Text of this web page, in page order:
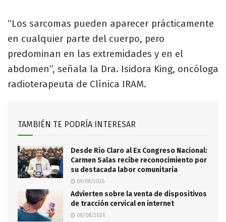
“Los sarcomas pueden aparecer prácticamente
en cualquier parte del cuerpo, pero
predominan en las extremidades y en el
abdomen”, señala la Dra. Isidora King, oncóloga
radioterapeuta de Clínica IRAM.
TAMBIÉN TE PODRÍA INTERESAR
Desde Río Claro al Ex Congreso Nacional:
Carmen Salas recibe reconocimiento por
su destacada labor comunitaria
09/08/2026
Advierten sobre la venta de dispositivos
de tracción cervical en internet
08/08/2026